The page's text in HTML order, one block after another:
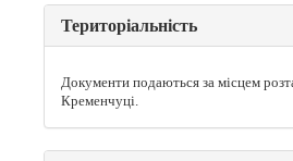
Територіальність
Документи подаються за місцем
Кременчуці.